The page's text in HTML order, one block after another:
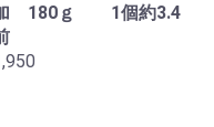
180ｇ 1個約3.4